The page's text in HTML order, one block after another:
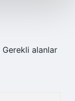
Gerekli alanlar